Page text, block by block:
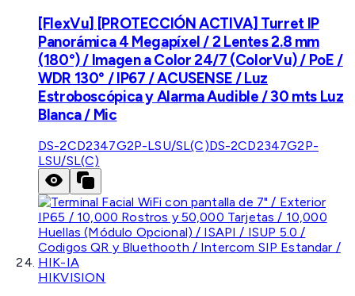
[FlexVu] [PROTECCIÓN ACTIVA] Turret IP
Panorámica 4 Megapíxel / 2 Lentes 2.8 mm
(180°) / Imagen a Color 24/7 (ColorVu) / PoE /
WDR 130° / IP67 / ACUSENSE / Luz
Estroboscópica y Alarma Audible / 30 mts Luz
Blanca / Mic
DS-2CD2347G2P-LSU/SL(C)DS-2CD2347G2P-
LSU/SL(C)
HIKVISION